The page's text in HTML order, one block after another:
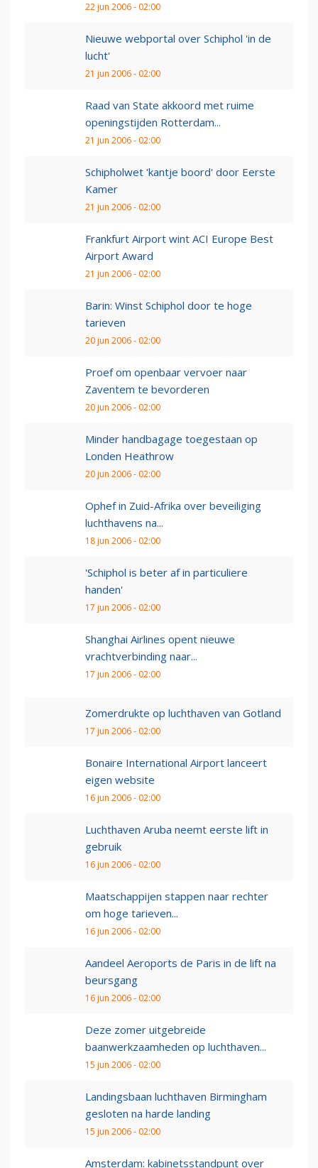
22 jun 2006 - 02:00
Nieuwe webportal over Schiphol 'in de
lucht'
21 jun 2006 - 02:00
Raad van State akkoord met ruime
openingstijden Rotterdam...
21 jun 2006 - 02:00
Schipholwet 'kantje boord' door Eerste
Kamer
21 jun 2006 - 02:00
Frankfurt Airport wint ACI Europe Best
Airport Award
21 jun 2006 - 02:00
Barin: Winst Schiphol door te hoge
tarieven
20 jun 2006 - 02:00
Proef om openbaar vervoer naar
Zaventem te bevorderen
20 jun 2006 - 02:00
Minder handbagage toegestaan op
Londen Heathrow
20 jun 2006 - 02:00
Ophef in Zuid-Afrika over beveiliging
luchthavens na...
18 jun 2006 - 02:00
'Schiphol is beter af in particuliere
handen'
17 jun 2006 - 02:00
Shanghai Airlines opent nieuwe
vrachtverbinding naar...
17 jun 2006 - 02:00
Zomerdrukte op luchthaven van Gotland
17 jun 2006 - 02:00
Bonaire International Airport lanceert
eigen website
16 jun 2006 - 02:00
Luchthaven Aruba neemt eerste lift in
gebruik
16 jun 2006 - 02:00
Maatschappijen stappen naar rechter
om hoge tarieven...
16 jun 2006 - 02:00
Aandeel Aeroports de Paris in de lift na
beursgang
16 jun 2006 - 02:00
Deze zomer uitgebreide
baanwerkzaamheden op luchthaven...
15 jun 2006 - 02:00
Landingsbaan luchthaven Birmingham
gesloten na harde landing
15 jun 2006 - 02:00
Amsterdam: kabinetsstandpunt over